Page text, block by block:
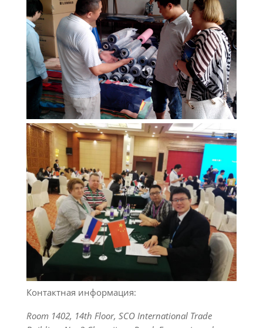
Контактная информация:
Room 1402, 14th Floor, SCO International Trade